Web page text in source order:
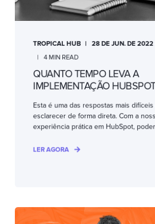
TROPICAL HUB
28 DE JUN. DE
4 MIN READ
QUANTO TEMPO LEVA A
IMPLEMENTAÇÃO
Esta é uma das respostas mais
esclarecer de forma direta. Com a
experiência prática em HubSpot,
LER AGORA